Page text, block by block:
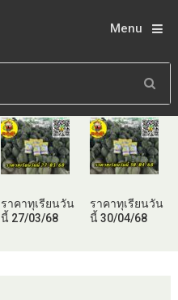
Menu
ราคาทุเรียนวัน
นี้ 27/03/68
ราคาทุเรียนวัน
นี้ 30/04/68